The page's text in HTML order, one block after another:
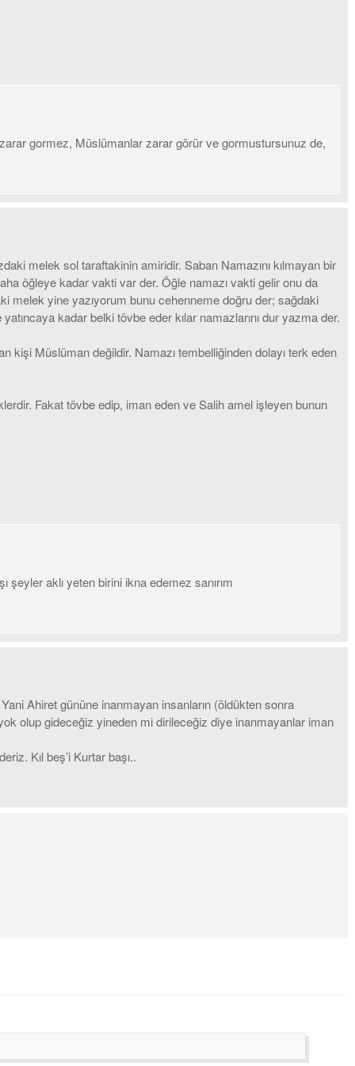
gormez, Müslümanlar zarar görür ve gormustursunuz de,
melek sol taraftakinin amiridir. Saban Namazını kılmayan bir
öğleye kadar vakti var der. Öğle namazı vakti gelir onu da
melek yine yazıyorum bunu cehenneme doğru der; sağdaki
kadar belki tövbe eder kılar namazlarını dur yazma der.
kişi Müslüman değildir. Namazı tembelliğinden dolayı terk eden
Fakat tövbe edip, iman eden ve Salih amel işleyen bunun
şeyler aklı yeten birini ikna edemez sanırım
Ahiret gününe inanmayan insanların (öldükten sonra
olup gideceğiz yineden mi dirileceğiz diye inanmayanlar iman
Kıl beş’i Kurtar başı..